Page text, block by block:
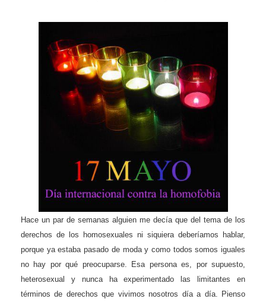
Hace un par de semanas alguien me decía que del tema de los
derechos de los homosexuales ni siquiera deberíamos hablar,
porque ya estaba pasado de moda y como todos somos iguales
no hay por qué preocuparse. Esa persona es, por supuesto,
heterosexual y nunca ha experimentado las limitantes en
términos de derechos que vivimos nosotros día a día. Pienso